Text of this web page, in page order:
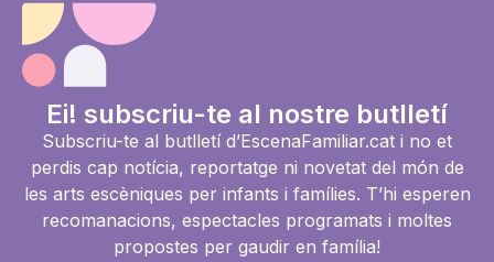
Ei! subscriu-te al nostre butlletí
Subscriu-te al butlletí d’EscenaFamiliar.cat i no et
perdis cap notícia, reportatge ni novetat del món de
les arts escèniques per infants i famílies. T’hi esperen
recomanacions, espectacles programats i moltes
propostes per gaudir en família!